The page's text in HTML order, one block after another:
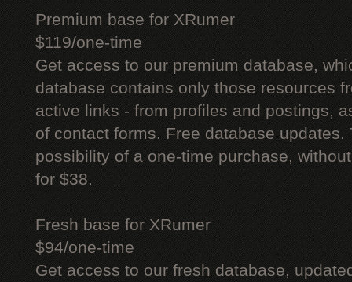
Premium base for XRumer
$119/one-time
Get access to our premium database,
database contains only those resources
active links - from profiles and postings,
of contact forms. Free database updates.
possibility of a one-time purchase,
for $38.
Fresh base for XRumer
$94/one-time
Get access to our fresh database,